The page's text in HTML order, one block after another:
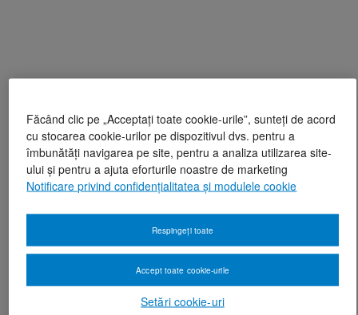
Făcând clic pe „Acceptați toate cookie-urile”, sunteți de acord
cu stocarea cookie-urilor pe dispozitivul dvs. pentru a
îmbunătăți navigarea pe site, pentru a analiza utilizarea site-
ului și pentru a ajuta eforturile noastre de marketing
Notificare privind confidențialitatea și modulele cookie
Setări cookie-uri
Respingeți toate
Accept toate cookie-urile